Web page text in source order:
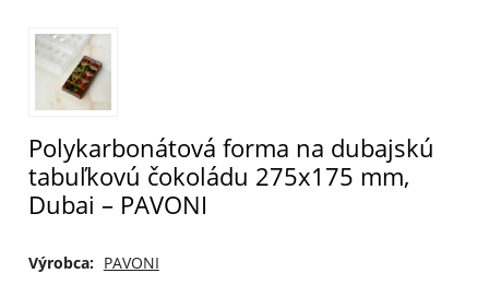
Polykarbonátová forma na dubajskú
tabuľkovú čokoládu 275x175 mm,
Dubai – PAVONI
Výrobca: PAVONI